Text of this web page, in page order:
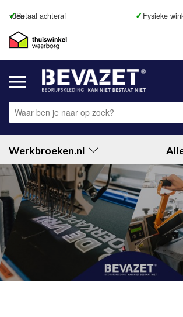
Fysieke winkel GRATIS
Werkbroeken.nl